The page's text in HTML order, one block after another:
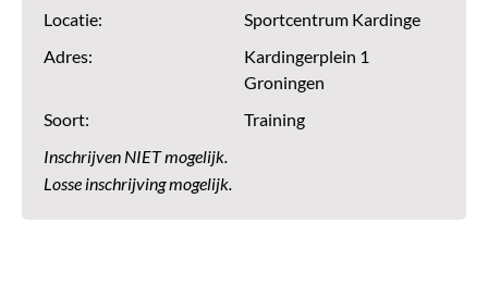
Locatie:
Sportcentrum Kardinge
Adres:
Kardingerplein 1
Groningen
Soort:
Training
Inschrijven NIET mogelijk.
Losse inschrijving mogelijk.